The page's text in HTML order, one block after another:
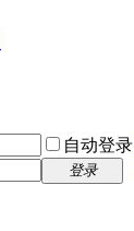
自动登录
登录